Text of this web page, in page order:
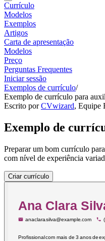
Currículo
Modelos
Exemplos
Artigos
Carta de apresentação
Modelos
Preço
Perguntas Frequentes
Iniciar sessão
Exemplos de currículo/
Exemplo de currículo para
Escrito porCVwizard, Equipe
Exemplo de
Preparar um bom currículo
com nível de experiência
Criar currículo